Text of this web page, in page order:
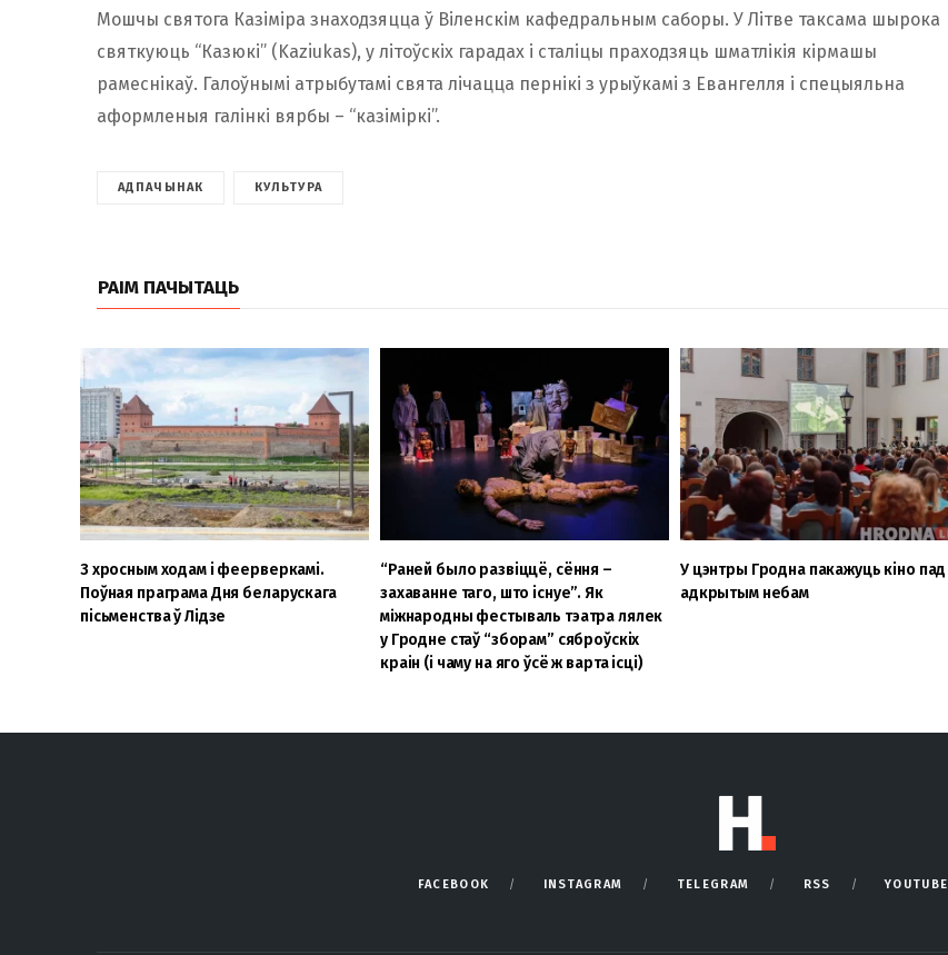
Мошчы святога Казіміра знаходзяцца ў Віленскім кафедральным саборы. У Літве таксама шырока
святкуюць “Казюкі” (Kaziukas), у літоўскіх гарадах і сталіцы праходзяць шматлікія кірмашы
рамеснікаў. Галоўнымі атрыбутамі свята лічацца пернікі з урыўкамі з Евангелля і спецыяльна
аформленыя галінкі вярбы – “казіміркі”.
АДПАЧЫНАК КУЛЬТУРА
РАІМ ПАЧЫТАЦЬ
З хросным ходам і феерверкамі.
Поўная праграма Дня беларускага
пісьменства ў Лідзе
“Раней было развіццё, сёння –
захаванне таго, што існуе”. Як
мiжнародны фестываль тэатра лялек
у Гродне стаў “зборам” сяброўскіх
краін (і чаму на яго ўсё ж варта ісці)
У цэнтры Гродна пакажуць кіно пад
адкрытым небам
FACEBOOK INSTAGRAM TELEGRAM RSS YOUTUBE